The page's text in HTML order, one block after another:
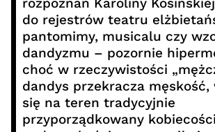
do rejestrów teatru
pantomimy, musicalu czy
dandyzmu – pozornie
choć w rzeczywistości
dandys przekracza męskość,
się na teren tradycyjnie
przyporządkowany